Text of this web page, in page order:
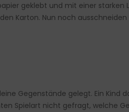
geklebt und mit einer
Karton. Nun noch
Gegenstände gelegt. Ein Kind
Spielart nicht gefragt, welche